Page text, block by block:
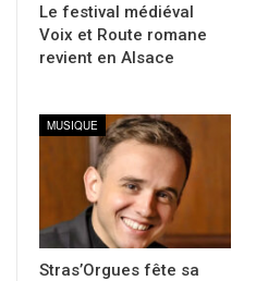
Le festival médiéval
Voix et Route romane
revient en Alsace
MUSIQUE
Stras’Orgues fête sa